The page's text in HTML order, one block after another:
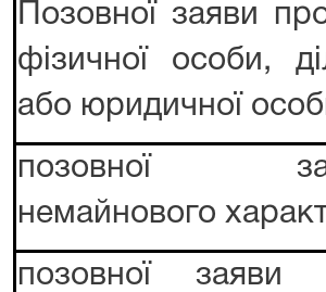
Позовної заяви
фізичної особи,
або юридичної
позовної
немайнового
позовної заяви